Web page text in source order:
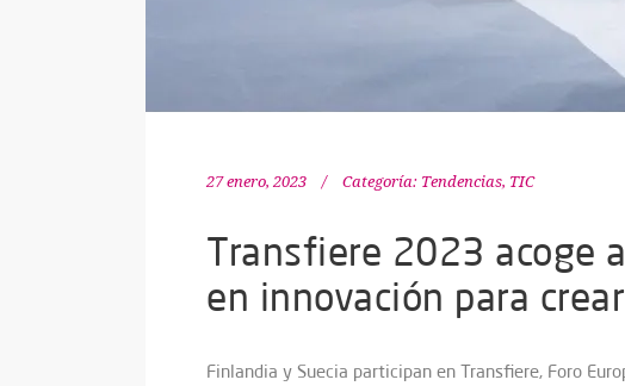
27 enero, 2023 Categoría: Tendencias, TIC
Transfiere 2023 acoge
en innovación para
Finlandia y Suecia participan en Transfiere, Foro